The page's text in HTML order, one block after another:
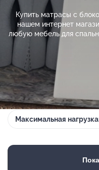
Купить матрасы с
нашем интернет
любую мебель для
Максимальная